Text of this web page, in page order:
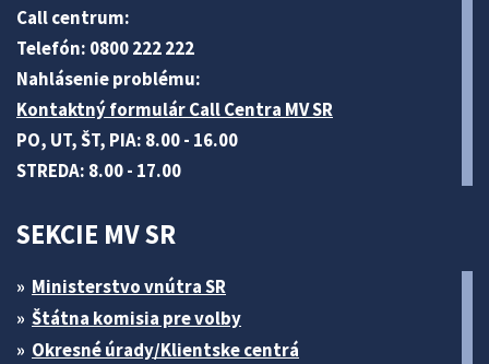
Call centrum:
Telefón: 0800 222 222
Nahlásenie problému:
Kontaktný formulár Call Centra MV SR
PO, UT, ŠT, PIA: 8.00 - 16.00
STREDA: 8.00 - 17.00
SEKCIE MV SR
Ministerstvo vnútra SR
Štátna komisia pre volby
Okresné úrady/Klientske centrá